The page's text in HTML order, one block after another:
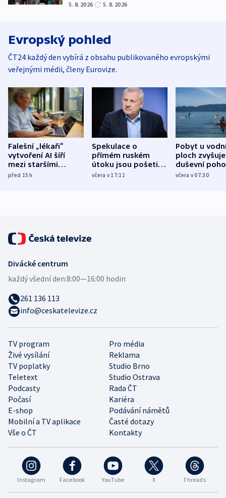
5. 8. 2026 5. 8. 2026
Evropský pohled
ČT24 každý den vybírá z obsahu publikovaného evropskými
veřejnými médii, členy Eurovize.
Falešní „lékaři“
vytvoření AI šíří
mezi staršími
Poláky nebezpečné
před 15h
Spekulace o
přímém ruském
útoku jsou pošetilé,
míní estonský
včera v 17:11
Pobyt u
ploch zvyšuje
duševní
ukázala
včera v 07:30
Instagram Facebook YouTube X Threads
TV program
Pro média
Živé vysílání
Reklama
TV poplatky
Studio Brno
Teletext
Studio Ostrava
Podcasty
Rada ČT
Počasí
Kariéra
E-shop
Podávání námětů
Mobilní a TV aplikace
Časté dotazy
Vše o ČT
Kontakty
Divácké centrum
každý všední den:8:00—16:00 hodin
261 136 113
info@ceskatelevize.cz